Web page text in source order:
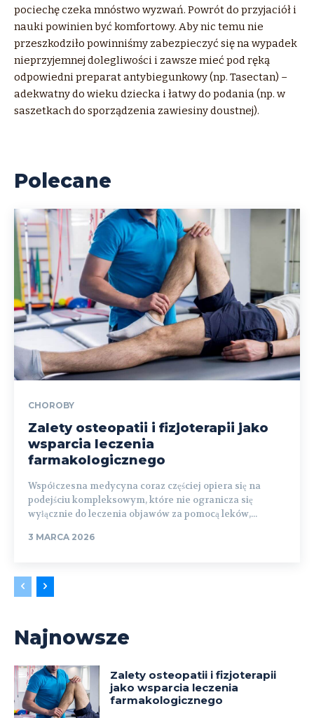
pociechę czeka mnóstwo wyzwań. Powrót do przyjaciół i
nauki powinien być komfortowy. Aby nic temu nie
przeszkodziło powinniśmy zabezpieczyć się na wypadek
nieprzyjemnej dolegliwości i zawsze mieć pod ręką
odpowiedni preparat antybiegunkowy (np. Tasectan) –
adekwatny do wieku dziecka i łatwy do podania (np. w
saszetkach do sporządzenia zawiesiny doustnej).
Polecane
CHOROBY
Zalety osteopatii i fizjoterapii jako
wsparcia leczenia
farmakologicznego
Współczesna medycyna coraz częściej opiera się na
podejściu kompleksowym, które nie ogranicza się
wyłącznie do leczenia objawów za pomocą leków,...
3 MARCA 2026
Najnowsze
Zalety osteopatii i fizjoterapii
jako wsparcia leczenia
farmakologicznego